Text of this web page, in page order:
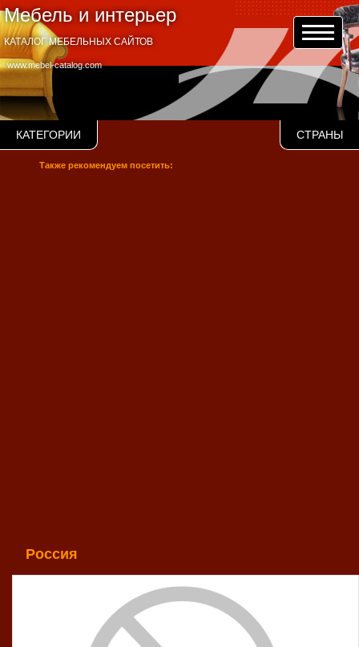
Мебель и интерьер
www.mebel-catalog.com
КАТАЛОГ МЕБЕЛЬНЫХ САЙТОВ
КАТЕГОРИИ СТРАНЫ
Также рекомендуем посетить:
Россия